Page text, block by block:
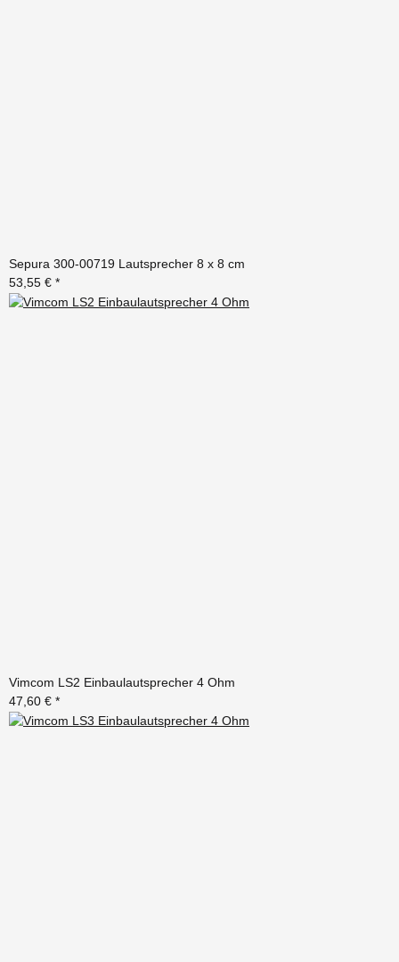
Sepura 300-00719 Lautsprecher 8 x 8 cm
53,55 € *
Vimcom LS2 Einbaulautsprecher 4 Ohm
47,60 € *